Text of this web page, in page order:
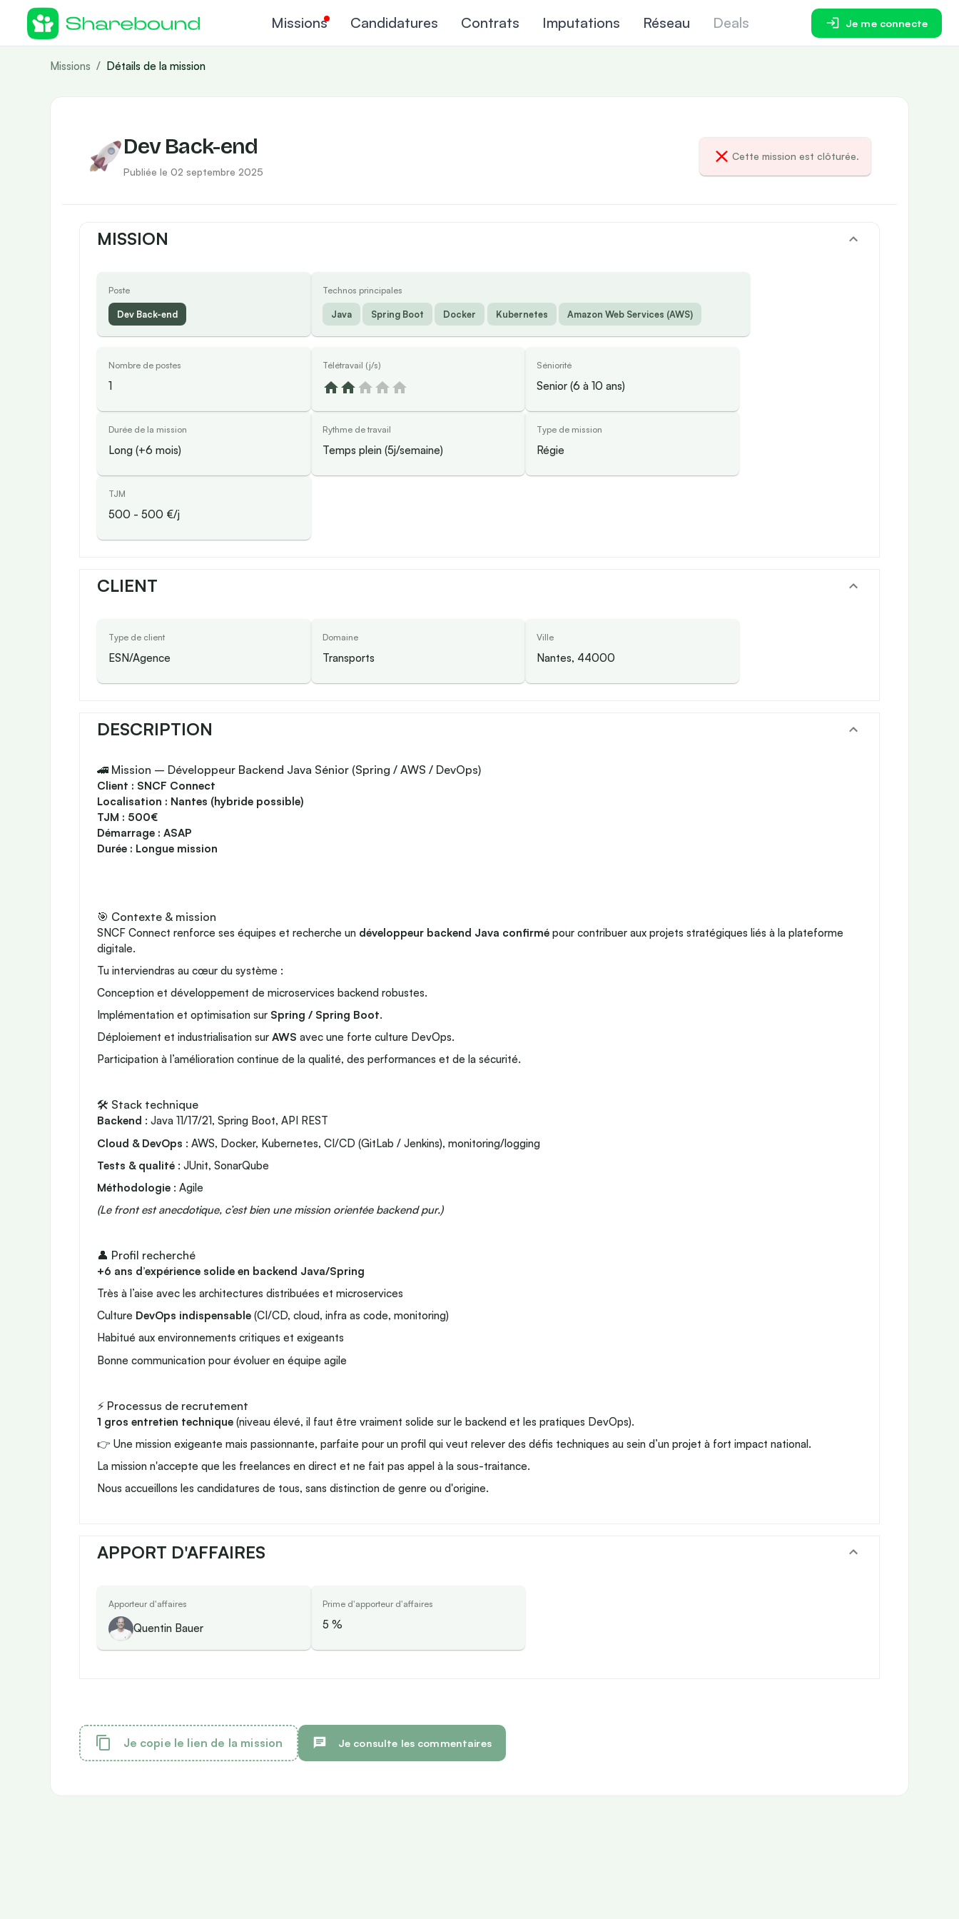
Missions Candidatures Contrats Imputations Réseau Deals Je me connecte
Missions / Détails de la mission
Dev Back-end
Publiée le 02 septembre 2025
Cette mission est clôturée.
MISSION
Poste
Dev Back-end
Technos principales
Java Spring Boot Docker Kubernetes Amazon Web Services (AWS)
Nombre de postes
1
Télétravail (j/s) Séniorité
Senior (6 à 10 ans)
Durée de la mission
Long (+6 mois)
Rythme de travail
Temps plein (5j/semaine)
Type de mission
Régie
TJM
500 - 500 €/j
CLIENT
Type de client
ESN/Agence
Domaine
Transports
Ville
Nantes, 44000
DESCRIPTION
🚄 Mission – Développeur Backend Java Sénior (Spring / AWS / DevOps)
Client : SNCF Connect
Localisation : Nantes (hybride possible)
TJM : 500€
Démarrage : ASAP
Durée : Longue mission
🎯 Contexte & mission
SNCF Connect renforce ses équipes et recherche un développeur backend Java confirmé pour contribuer aux projets stratégiques liés à la plateforme
digitale.
Tu interviendras au cœur du système :
Conception et développement de microservices backend robustes.
Implémentation et optimisation sur Spring / Spring Boot.
Déploiement et industrialisation sur AWS avec une forte culture DevOps.
Participation à l’amélioration continue de la qualité, des performances et de la sécurité.
🛠️ Stack technique
Backend : Java 11/17/21, Spring Boot, API REST
Cloud & DevOps : AWS, Docker, Kubernetes, CI/CD (GitLab / Jenkins), monitoring/logging
Tests & qualité : JUnit, SonarQube
Méthodologie : Agile
(Le front est anecdotique, c’est bien une mission orientée backend pur.)
👤 Profil recherché
+6 ans d’expérience solide en backend Java/Spring
Très à l’aise avec les architectures distribuées et microservices
Culture DevOps indispensable (CI/CD, cloud, infra as code, monitoring)
Habitué aux environnements critiques et exigeants
Bonne communication pour évoluer en équipe agile
⚡ Processus de recrutement
1 gros entretien technique (niveau élevé, il faut être vraiment solide sur le backend et les pratiques DevOps).
👉 Une mission exigeante mais passionnante, parfaite pour un profil qui veut relever des défis techniques au sein d’un projet à fort impact national.
La mission n'accepte que les freelances en direct et ne fait pas appel à la sous-traitance.
Nous accueillons les candidatures de tous, sans distinction de genre ou d'origine.
APPORT D'AFFAIRES
Apporteur d'affaires
Quentin Bauer
Prime d'apporteur d'affaires
5 %
Je copie le lien de la mission Je consulte les commentaires